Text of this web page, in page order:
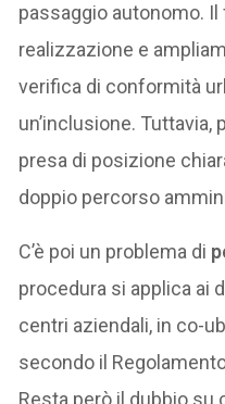
passaggio autonomo.
realizzazione e
verifica di conformità
un’inclusione. Tuttavia,
presa di posizione
doppio percorso
C’è poi un problema di
procedura si applica ai
centri aziendali, in co-
secondo il
Resta però il dubbio